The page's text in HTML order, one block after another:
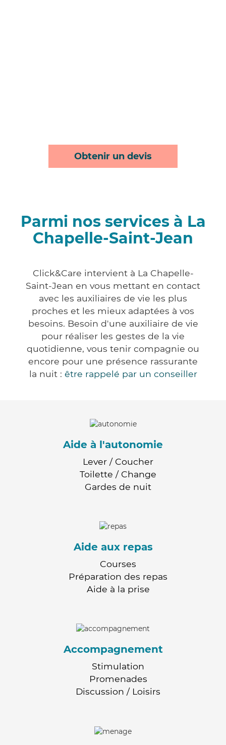
Obtenir un devis
Parmi nos services à La
Chapelle-Saint-Jean
Click&Care intervient à La Chapelle-
Saint-Jean en vous mettant en contact
avec les auxiliaires de vie les plus
proches et les mieux adaptées à vos
besoins. Besoin d'une auxiliaire de vie
pour réaliser les gestes de la vie
quotidienne, vous tenir compagnie ou
encore pour une présence rassurante
la nuit : être rappelé par un conseiller
Aide à l'autonomie
Lever / Coucher
Toilette / Change
Gardes de nuit
Aide aux repas
Courses
Préparation des repas
Aide à la prise
Accompagnement
Stimulation
Promenades
Discussion / Loisirs